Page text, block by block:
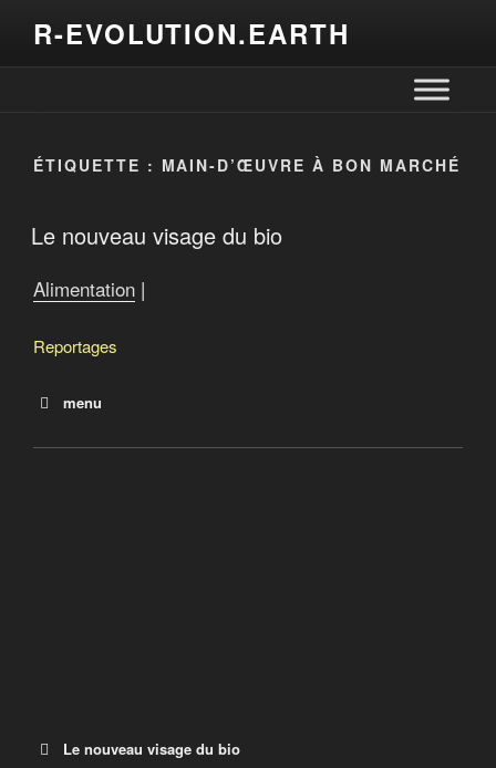
R-EVOLUTION.EARTH
ÉTIQUETTE : MAIN-D’ŒUVRE À BON MARCHÉ
Le nouveau visage du bio
Alimentation |
Reportages
menu
Le nouveau visage du bio